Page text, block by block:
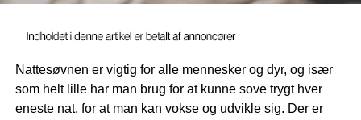
Nattesøvnen er vigtig for alle mennesker og dyr, og især
som helt lille har man brug for at kunne sove trygt hver
eneste nat, for at man kan vokse og udvikle sig. Der er